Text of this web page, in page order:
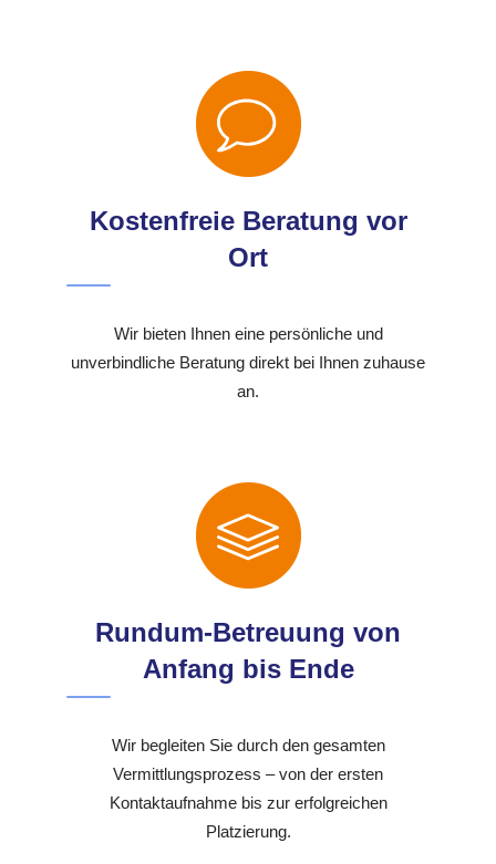
Kostenfreie Beratung vor
Ort
Wir bieten Ihnen eine persönliche und
unverbindliche Beratung direkt bei Ihnen zuhause
an.
Rundum-Betreuung von
Anfang bis Ende
Wir begleiten Sie durch den gesamten
Vermittlungsprozess – von der ersten
Kontaktaufnahme bis zur erfolgreichen
Platzierung.